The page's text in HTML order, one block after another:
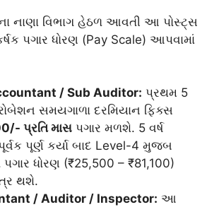
નાણા વિભાગ હેઠળ આવતી આ પોસ્ટ્સ
પગાર ધોરણ (Pay Scale) આપવામાં
/ Sub Auditor: પ્રથમ 5
સમયગાળા દરમિયાન ફિક્સ
પ્રતિ માસ પગાર મળશે. 5 વર્ષ
પૂર્ણ કર્યા બાદ Level-4 મુજબ
પગાર ધોરણ (₹25,500 – ₹81,100)
થશે.
/ Auditor / Inspector: આ